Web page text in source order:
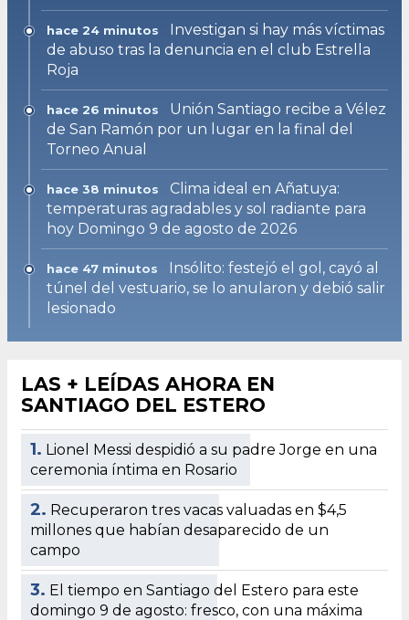
hace 24 minutos
Investigan si hay más víctimas
de abuso tras la denuncia en el club Estrella
Roja
hace 26 minutos
Unión Santiago recibe a Vélez
de San Ramón por un lugar en la final del
Torneo Anual
hace 38 minutos
Clima ideal en Añatuya:
temperaturas agradables y sol radiante para
hoy Domingo 9 de agosto de 2026
hace 47 minutos
Insólito: festejó el gol, cayó al
túnel del vestuario, se lo anularon y debió salir
lesionado
LAS + LEÍDAS AHORA EN
SANTIAGO DEL ESTERO
1. Lionel Messi despidió a su padre Jorge en una
ceremonia íntima en Rosario
2. Recuperaron tres vacas valuadas en $4,5
millones que habían desaparecido de un
campo
3. El tiempo en Santiago del Estero para este
domingo 9 de agosto: fresco, con una máxima